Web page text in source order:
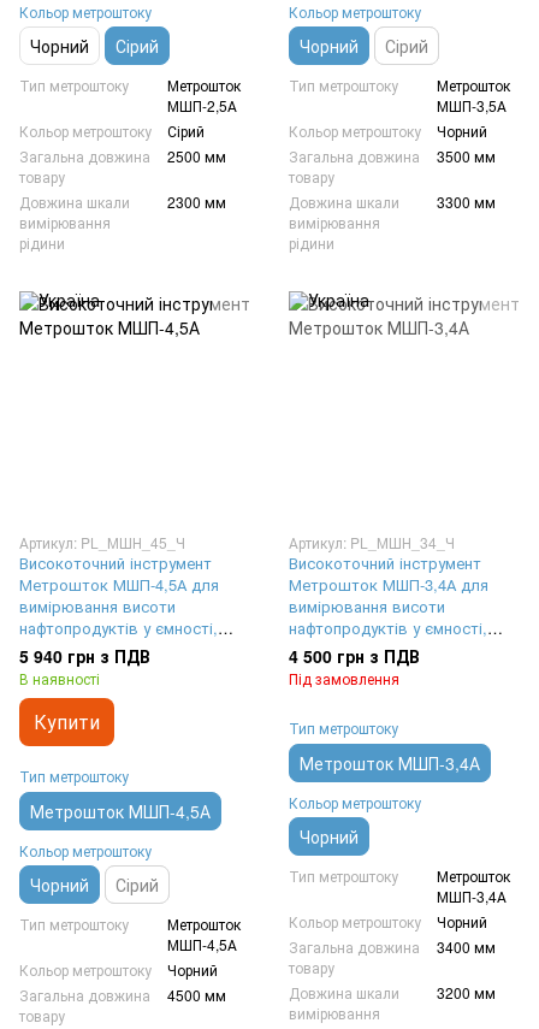
Кольор метроштоку
Чорний Сірий
Тип метроштоку
Метрошток
МШП-2,5А
Кольор метроштоку
Сірий
Загальна довжина
товару
2500 мм
Довжина шкали
вимірювання
рідини
2300 мм
Кольор метроштоку
Чорний Сірий
Тип метроштоку
Метрошток
МШП-3,5А
Кольор метроштоку
Чорний
Загальна довжина
товару
3500 мм
Довжина шкали
вимірювання
рідини
3300 мм
Артикул: PL_МШН_45_Ч
Високоточний інструмент
Метрошток МШП-4,5А для
вимірювання висоти
нафтопродуктів у ємності,
чорний з лазерним
гравіюванням шкали,
довжина 4,5 метри
5 940 грн з ПДВ
В наявності
Купити
Тип метроштоку
Метрошток МШП-4,5А
Кольор метроштоку
Чорний Сірий
Тип метроштоку
Метрошток
МШП-4,5А
Кольор метроштоку
Чорний
Загальна довжина
товару
4500 мм
Артикул: PL_МШН_34_Ч
Високоточний інструмент
Метрошток МШП-3,4А для
вимірювання висоти
нафтопродуктів у ємності,
чорний з лазерним
гравіюванням шкали,
довжина 3,4 метри
4 500 грн з ПДВ
Під замовлення
Тип метроштоку
Метрошток МШП-3,4А
Кольор метроштоку
Чорний
Тип метроштоку
Метрошток
МШП-3,4А
Кольор метроштоку
Чорний
Загальна довжина
товару
3400 мм
Довжина шкали
вимірювання
3200 мм